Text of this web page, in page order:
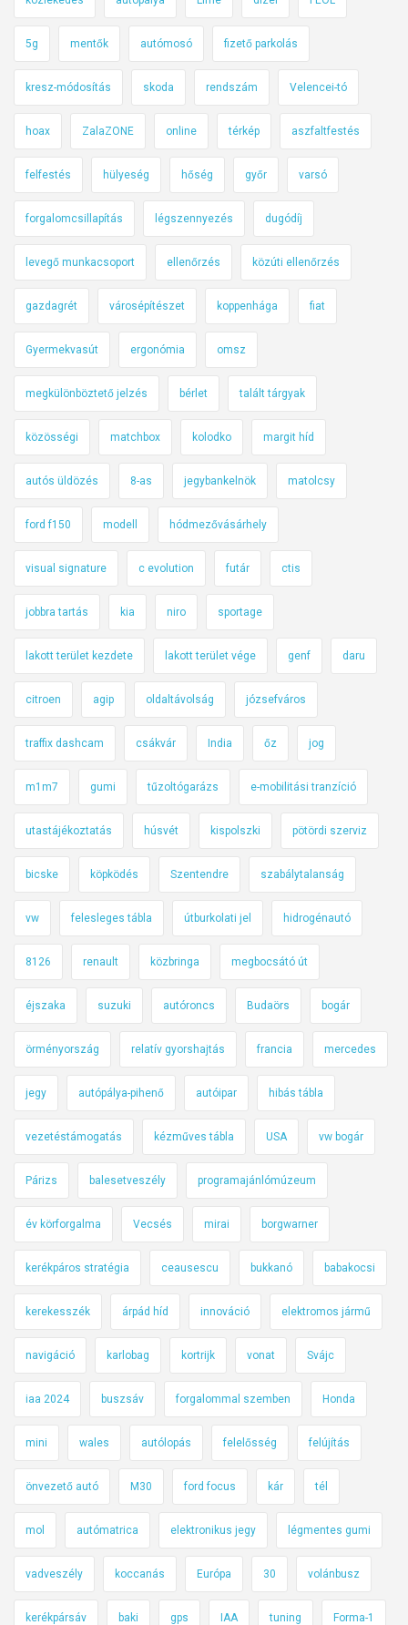
5g mentők autómosó fizető parkolás
kresz-módosítás skoda rendszám Velencei-tó
hoax ZalaZONE online térkép aszfaltfestés
felfestés hülyeség hőség győr varsó
forgalomcsillapítás légszennyezés dugódíj
levegő munkacsoport ellenőrzés közúti ellenőrzés
gazdagrét városépítészet koppenhága fiat
Gyermekvasút ergonómia omsz
megkülönböztető jelzés bérlet talált tárgyak
közösségi matchbox kolodko margit híd
autós üldözés 8-as jegybankelnök matolcsy
ford f150 modell hódmezővásárhely
visual signature c evolution futár ctis
jobbra tartás kia niro sportage
lakott terület kezdete lakott terület vége genf daru
citroen agip oldaltávolság józsefváros
traffix dashcam csákvár India őz jog
m1m7 gumi tűzoltógarázs e-mobilitási tranzíció
utastájékoztatás húsvét kispolszki pötördi szerviz
bicske köpködés Szentendre szabálytalanság
vw felesleges tábla útburkolati jel hidrogénautó
8126 renault közbringa megbocsátó út
éjszaka suzuki autóroncs Budaörs bogár
örményország relatív gyorshajtás francia mercedes
jegy autópálya-pihenő autóipar hibás tábla
vezetéstámogatás kézműves tábla USA vw bogár
Párizs balesetveszély programajánlómúzeum
év körforgalma Vecsés mirai borgwarner
kerékpáros stratégia ceausescu bukkanó babakocsi
kerekesszék árpád híd innováció elektromos jármű
navigáció karlobag kortrijk vonat Svájc
iaa 2024 buszsáv forgalommal szemben Honda
mini wales autólopás felelősség felújítás
önvezető autó M30 ford focus kár tél
mol autómatrica elektronikus jegy légmentes gumi
vadveszély koccanás Európa 30 volánbusz
kerékpársáv baki gps IAA tuning Forma-1